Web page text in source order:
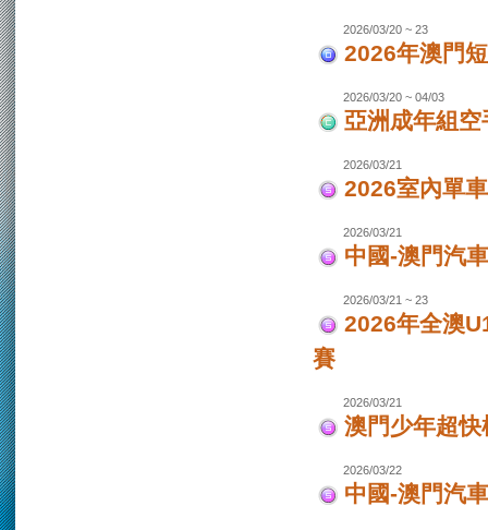
2026/03/20 ~ 23
2026年澳門
2026/03/20 ~ 04/03
亞洲成年組
2026/03/21
2026室內單
2026/03/21
中國-澳門汽
2026/03/21 ~ 23
2026年全澳
賽
2026/03/21
澳門少年超快
2026/03/22
中國-澳門汽